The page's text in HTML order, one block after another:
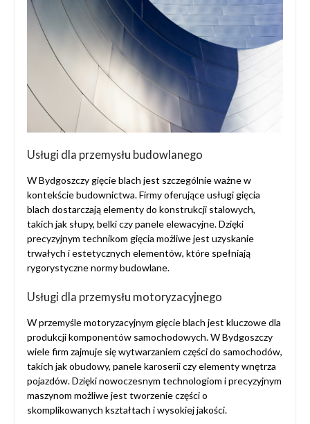
Usługi dla przemysłu budowlanego
W Bydgoszczy gięcie blach jest szczególnie ważne w
kontekście budownictwa. Firmy oferujące usługi gięcia
blach dostarczają elementy do konstrukcji stalowych,
takich jak słupy, belki czy panele elewacyjne. Dzięki
precyzyjnym technikom gięcia możliwe jest uzyskanie
trwałych i estetycznych elementów, które spełniają
rygorystyczne normy budowlane.
Usługi dla przemysłu motoryzacyjnego
W przemyśle motoryzacyjnym gięcie blach jest kluczowe dla
produkcji komponentów samochodowych. W Bydgoszczy
wiele firm zajmuje się wytwarzaniem części do samochodów,
takich jak obudowy, panele karoserii czy elementy wnętrza
pojazdów. Dzięki nowoczesnym technologiom i precyzyjnym
maszynom możliwe jest tworzenie części o
skomplikowanych kształtach i wysokiej jakości.